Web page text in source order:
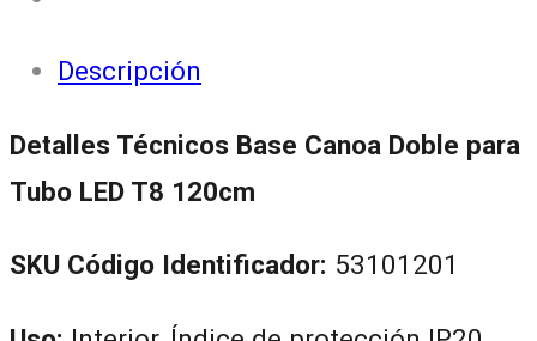
Descripción
Detalles Técnicos Base Canoa Doble para
Tubo LED T8 120cm
SKU Código Identificador: 53101201